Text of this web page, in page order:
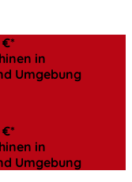
in
Umgebung
in
Umgebung